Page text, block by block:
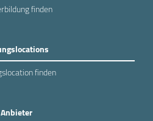
finden
finden
Anbieter